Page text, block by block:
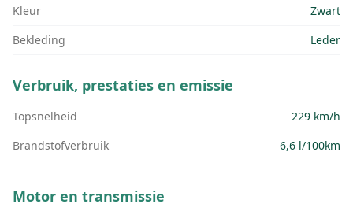
Kleur
Zwart
Bekleding
Leder
Verbruik, prestaties en emissie
Topsnelheid
229 km/h
Brandstofverbruik
6,6 l/100km
Motor en transmissie